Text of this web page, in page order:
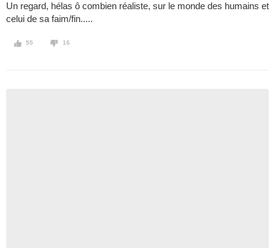
Un regard, hélas ô combien réaliste, sur le monde des humains et
celui de sa faim/fin.....
55 16